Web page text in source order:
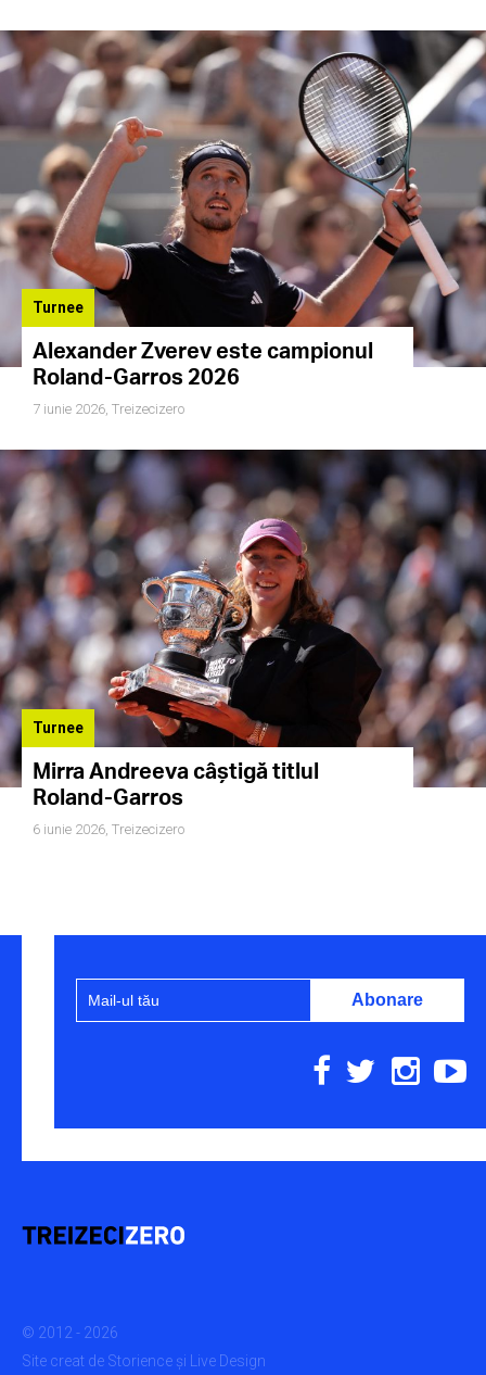
Turnee
Alexander Zverev este campionul
Roland-Garros 2026
7 iunie 2026, Treizecizero
Turnee
Mirra Andreeva câștigă titlul
Roland-Garros
6 iunie 2026, Treizecizero
© 2012 - 2026
Site creat de Storience și Live Design